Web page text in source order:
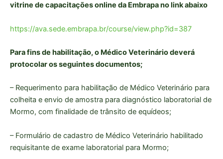
vitrine de capacitações online da Embrapa no link abaixo
https://ava.sede.embrapa.br/course/view.php?id=387
Para fins de habilitação, o Médico Veterinário deverá
protocolar os seguintes documentos;
– Requerimento para habilitação de Médico Veterinário para
colheita e envio de amostra para diagnóstico laboratorial de
Mormo, com finalidade de trânsito de equídeos;
– Formulário de cadastro de Médico Veterinário habilitado
requisitante de exame laboratorial para Mormo;